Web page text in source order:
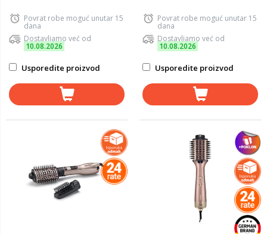
Povrat robe moguć unutar 15
dana
Dostavljamo već od
10.08.2026
Usporedite proizvod
Povrat robe moguć unutar 15
dana
Dostavljamo već od
10.08.2026
Usporedite proizvod